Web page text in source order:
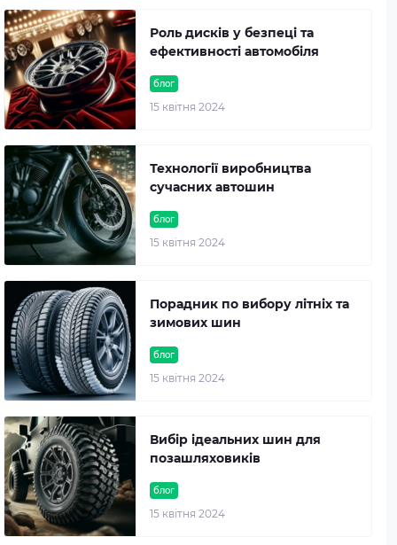
блог
15 квітня 2024
Роль дисків у безпеці та
ефективності автомобіля
блог
15 квітня 2024
Технології виробництва
сучасних автошин
блог
15 квітня 2024
Порадник по вибору літніх та
зимових шин
блог
15 квітня 2024
Вибір ідеальних шин для
позашляховиків